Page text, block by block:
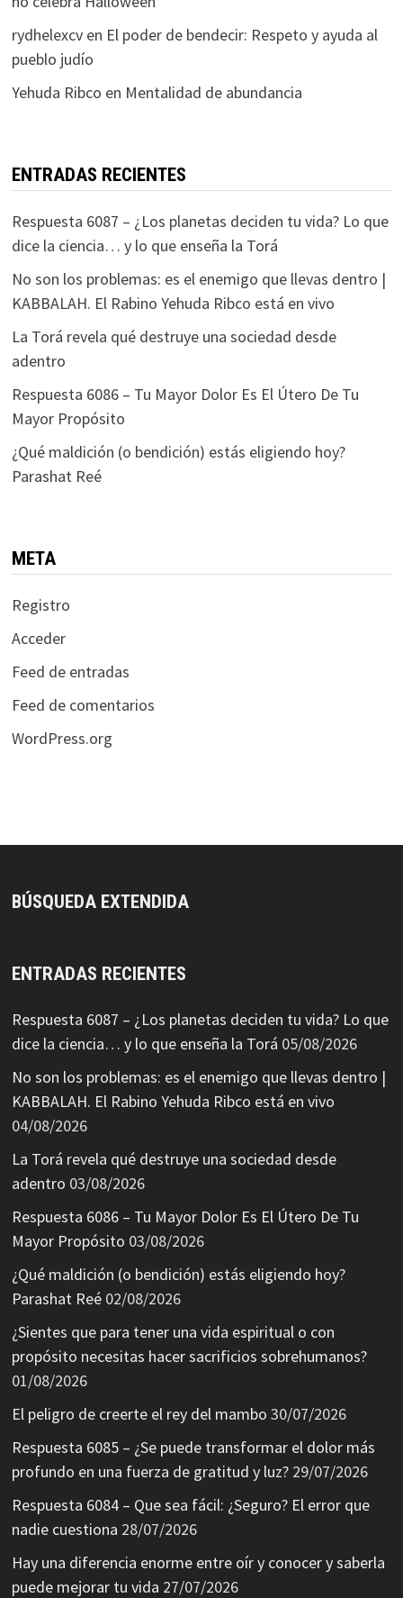
rydhelexcven El poder de bendecir: Respeto y ayuda al
pueblo judío
Yehuda Ribco en Mentalidad de abundancia
ENTRADAS RECIENTES
Respuesta 6087 – ¿Los planetas deciden tu vida? Lo que
dice la ciencia… y lo que enseña la Torá
No son los problemas: es el enemigo que llevas dentro |
KABBALAH. El Rabino Yehuda Ribco está en vivo
La Torá revela qué destruye una sociedad desde
adentro
Respuesta 6086 – Tu Mayor Dolor Es El Útero De Tu
Mayor Propósito
¿Qué maldición (o bendición) estás eligiendo hoy?
Parashat Reé
META
Registro
Acceder
Feed de entradas
Feed de comentarios
WordPress.org
BÚSQUEDA EXTENDIDA
ENTRADAS RECIENTES
Respuesta 6087 – ¿Los planetas deciden tu vida? Lo que
dice la ciencia… y lo que enseña la Torá 05/08/2026
No son los problemas: es el enemigo que llevas dentro |
KABBALAH. El Rabino Yehuda Ribco está en vivo
04/08/2026
La Torá revela qué destruye una sociedad desde
adentro 03/08/2026
Respuesta 6086 – Tu Mayor Dolor Es El Útero De Tu
Mayor Propósito 03/08/2026
¿Qué maldición (o bendición) estás eligiendo hoy?
Parashat Reé 02/08/2026
¿Sientes que para tener una vida espiritual o con
propósito necesitas hacer sacrificios sobrehumanos?
01/08/2026
El peligro de creerte el rey del mambo 30/07/2026
Respuesta 6085 – ¿Se puede transformar el dolor más
profundo en una fuerza de gratitud y luz? 29/07/2026
Respuesta 6084 – Que sea fácil: ¿Seguro? El error que
nadie cuestiona 28/07/2026
Hay una diferencia enorme entre oír y conocer y saberla
puede mejorar tu vida 27/07/2026